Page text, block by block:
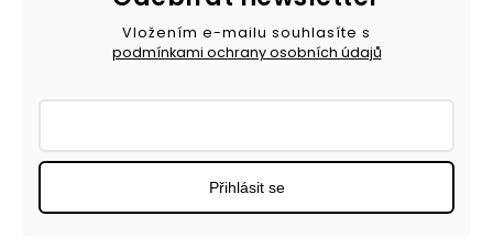
Vložením e-mailu souhlasíte s
podmínkami ochrany osobních údajů
Přihlásit se